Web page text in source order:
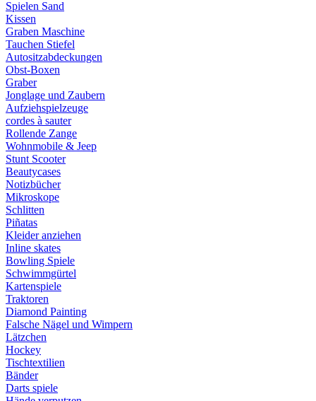
Spielen Sand
Kissen
Graben Maschine
Tauchen Stiefel
Autositzabdeckungen
Obst-Boxen
Graber
Jonglage und Zaubern
Aufziehspielzeuge
cordes à sauter
Rollende Zange
Wohnmobile & Jeep
Stunt Scooter
Beautycases
Notizbücher
Mikroskope
Schlitten
Piñatas
Kleider anziehen
Inline skates
Bowling Spiele
Schwimmgürtel
Kartenspiele
Traktoren
Diamond Painting
Falsche Nägel und Wimpern
Lätzchen
Hockey
Tischtextilien
Bänder
Darts spiele